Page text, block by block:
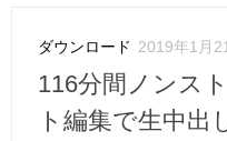
ダウンロード 2019年1月
116分間ノンス
ト編集で生中出